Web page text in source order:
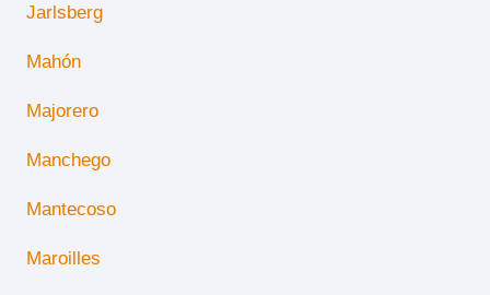
Jarlsberg
Mahón
Majorero
Manchego
Mantecoso
Maroilles